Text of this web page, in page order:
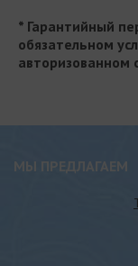
* Гарантийный
обязательном
авторизованном
МЫ ПРЕДЛАГАЕМ